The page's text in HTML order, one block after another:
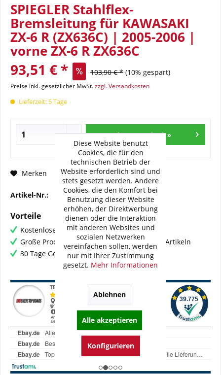
SPIEGLER Stahlflex-
Bremsleitung für KAWASAKI
ZX-6 R (ZX636C) | 2005-2006 |
vorne ZX-6 R ZX636C
93,51 € * 103,90 € * (10% gespart)
Preise inkl. gesetzlicher MwSt.zzgl. Versandkosten
Lieferzeit: 5 Tage
In den Warenkorb »
Merken Fragen zum Artikel?
Artikel-Nr.: 121-11775-XX
Vorteile
Kostenloser Versand ab € 60,- Bestellwert
Große Produktauswahl mit mehr als 80.000 Artikeln
30 Tage Geld-Zurück-Garantie
Diese Website benutzt
Cookies, die für den
technischen Betrieb der
Website erforderlich sind und
stets gesetzt werden. Andere
Cookies, die den Komfort bei
Benutzung dieser Website
erhöhen, der Direktwerbung
dienen oder die Interaktion
mit anderen Websites und
sozialen Netzwerken
vereinfachen sollen, werden
nur mit Ihrer Zustimmung
gesetzt. Mehr Informationen
Ablehnen
Alle akzeptieren
Konfigurieren